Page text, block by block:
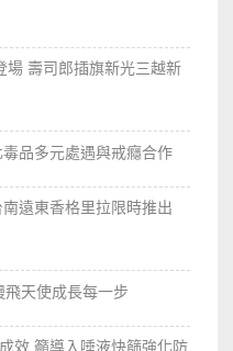
場 壽司郎插旗新光三越新
品多元處遇與戒癮合作
遠東香格里拉限時推出
天使成長每一步
效 籲導入唾液快篩強化防